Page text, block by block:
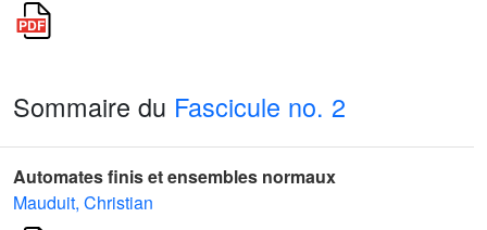
Sommaire du Fascicule no. 2
Automates finis et ensembles normaux
Mauduit, Christian